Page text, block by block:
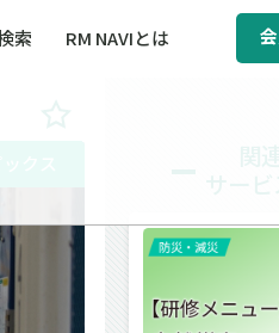
索 RM NAVIとは
事業継続マネジメント）
／労働安全衛生